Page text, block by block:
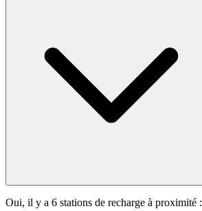
Oui, il y a 6 stations de recharge à proximité :